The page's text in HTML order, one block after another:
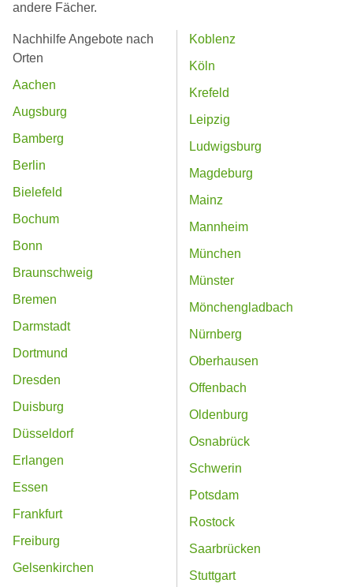
andere Fächer.
Nachhilfe Angebote nach
Orten
Aachen
Augsburg
Bamberg
Berlin
Bielefeld
Bochum
Bonn
Braunschweig
Bremen
Darmstadt
Dortmund
Dresden
Duisburg
Düsseldorf
Erlangen
Essen
Frankfurt
Freiburg
Gelsenkirchen
Koblenz
Köln
Krefeld
Leipzig
Ludwigsburg
Magdeburg
Mainz
Mannheim
München
Münster
Mönchengladbach
Nürnberg
Oberhausen
Offenbach
Oldenburg
Osnabrück
Schwerin
Potsdam
Rostock
Saarbrücken
Stuttgart